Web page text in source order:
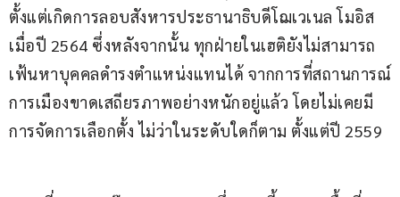
ตั้งแต่เกิดการลอบสังหารประธานาธิบดีโฌเวเนล โมอิส
เมื่อปี 2564 ซึ่งหลังจากนั้น ทุกฝ่ายในเฮติยังไม่สามารถ
เฟ้นหาบุคคลดำรงตำแหน่งแทนได้ จากการที่สถานการณ์
การเมืองขาดเสถียรภาพอย่างหนักอยู่แล้ว โดยไม่เคยมี
การจัดการเลือกตั้ง ไม่ว่าในระดับใดก็ตาม ตั้งแต่ปี 2559